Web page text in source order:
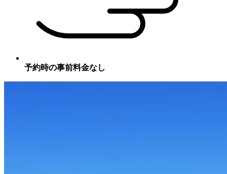
予約時の事前料金なし